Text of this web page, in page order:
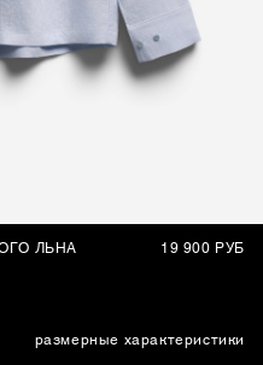
ЛЬНА
19 900 РУБ
размерные характеристики